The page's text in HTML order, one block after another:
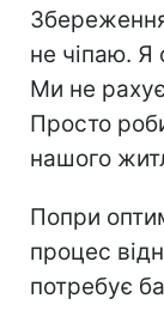
не чіпаю.
Ми не
Просто
нашого
Попри
процес
потребує